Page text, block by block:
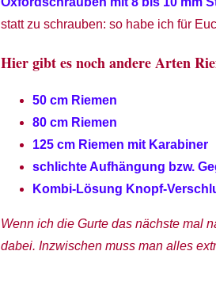
statt zu schrauben: so habe ich für
Hier gibt es noch andere Arten
50 cm Riemen
80 cm Riemen
125 cm Riemen mit Karabiner
schlichte Aufhängung bzw.
Kombi-Lösung Knopf-
Wenn ich die Gurte das nächste mal
dabei. Inzwischen muss man alles